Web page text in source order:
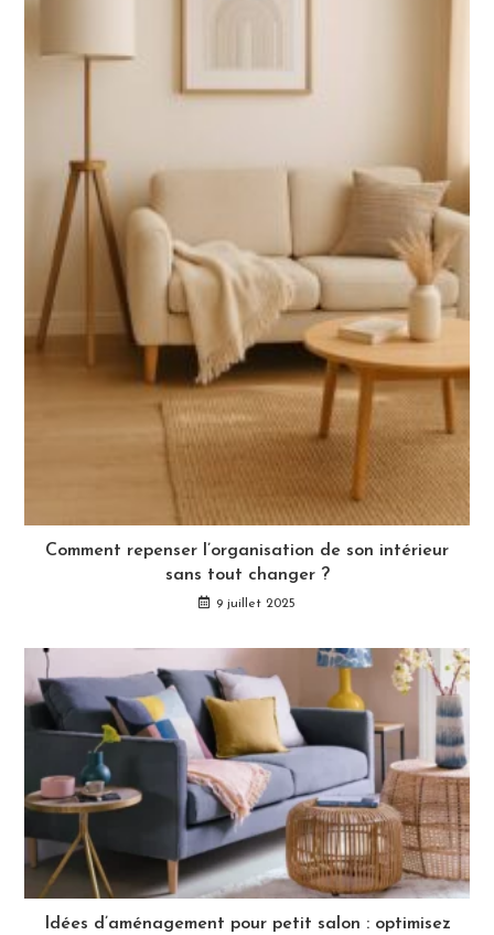
Comment repenser l’organisation de son intérieur
sans tout changer ?
9 juillet 2025
Idées d’aménagement pour petit salon : optimisez